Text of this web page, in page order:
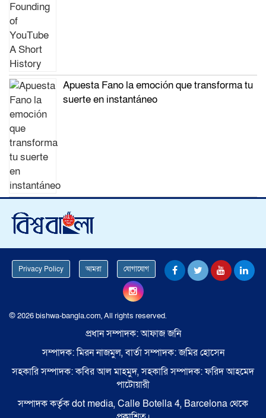
Apuesta Fano la emoción que transforma tu
suerte en instantáneo
Privacy Policy আমরা যোগাযোগ
© 2026 bishwa-bangla.com, All rights reserved.
প্রধান সম্পাদক: আফাজ জনি
সম্পাদক: মিরন নাজমুল, বার্তা সম্পাদক: জমির হোসেন
সহকারি সম্পাদক: কবির আল মাহমুদ, সহকারি সম্পাদক: ফরিদ আহমেদ
পাটোয়ারী
সম্পাদক কর্তৃক dot media, Calle Botella 4, Barcelona থেকে